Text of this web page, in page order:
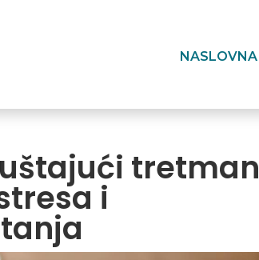
NASLOVNA
tretman
i